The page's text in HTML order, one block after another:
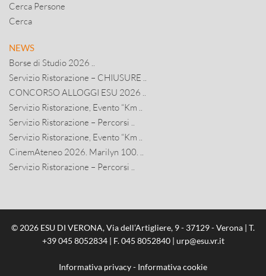
Cerca Persone
Cerca
NEWS
Borse di Studio 2026 ..
Servizio Ristorazione – CHIUSURE ..
CONCORSO ALLOGGI ESU 2026 ..
Servizio Ristorazione, Evento “Km ..
Servizio Ristorazione – Percorsi ..
Servizio Ristorazione, Evento “Km ..
CinemAteneo 2026. Marilyn 100. ..
Servizio Ristorazione – Percorsi ..
© 2026 ESU DI VERONA, Via dell’Artigliere, 9 - 37129 - Verona | T.
+39 045 8052834| F. 045 8052840 | urp@esu.vr.it
Informativa privacy- Informativa cookie